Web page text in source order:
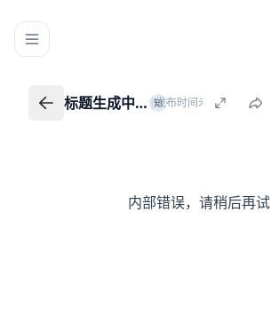
标题生成中…
返回我的知识
标题生成中… 知 知识创作者
|发布时间未知
内部错误，请稍后再试